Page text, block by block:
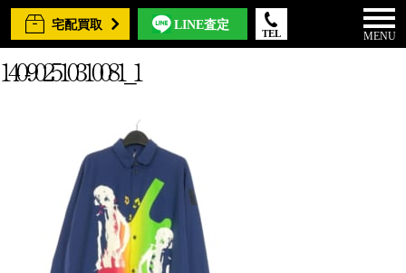
宅配買取 LINE査定
TEL MENU
140-902510310081_1